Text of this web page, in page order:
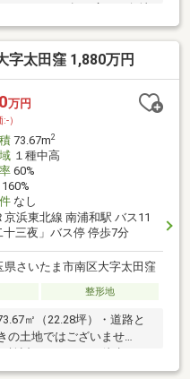
能・建築条件付宅地販売で
ー等で建築可能・現況は更
移行可能▼周辺環境・文蔵
ィ南浦和店 徒歩4分(約
伝いします ━━━━━・・・
わせください。
字太田窪 1,880万円
万円
）
73.67m2
１種中高
60%
なし
京浜東北線 南浦和駅 バス11
三夜」バス停 停歩7分
県さいたま市南区大字太田窪
整形地
㎡（22.28坪）・道路と
の土地ではございませ
、公園等の 施設が整って